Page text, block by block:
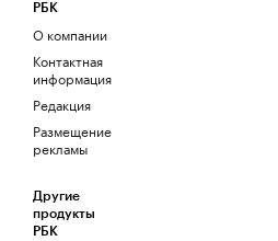
РБК
О компании
Контактная
информация
Редакция
Размещение
рекламы
Другие
продукты
РБК